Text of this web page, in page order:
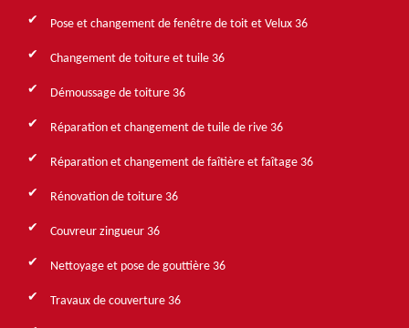
Pose et changement de fenêtre de toit et Velux 36
Changement de toiture et tuile 36
Démoussage de toiture 36
Réparation et changement de tuile de rive 36
Réparation et changement de faîtière et faîtage 36
Rénovation de toiture 36
Couvreur zingueur 36
Nettoyage et pose de gouttière 36
Travaux de couverture 36